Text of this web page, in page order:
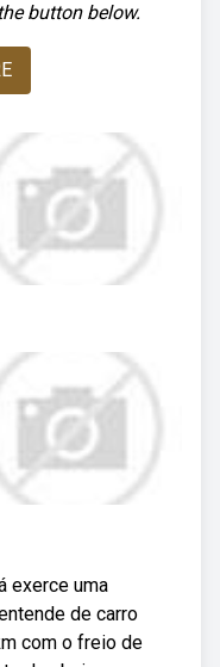
button below.
exerce uma
de carro
com o freio de